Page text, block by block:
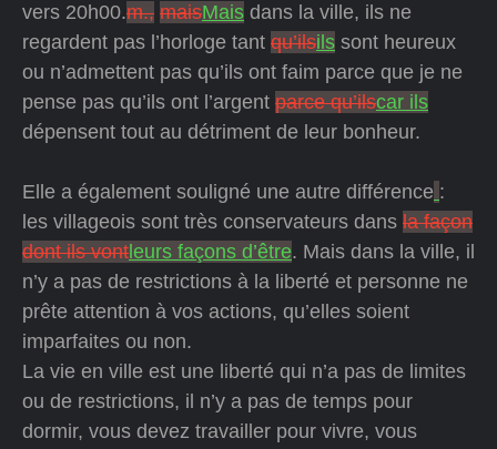
vers 20h00.m., maisMais dans la ville, ils ne
regardent pas l’horloge tant qu’ilsils sont heureux
ou n’admettent pas qu’ils ont faim parce que je ne
pense pas qu’ils ont l’argent parce qu’ilscar ils
dépensent tout au détriment de leur bonheur.
Elle a également souligné une autre différence :
les villageois sont très conservateurs dans la façon
dont ils vont leurs façons d’être. Mais dans la ville, il
n’y a pas de restrictions à la liberté et personne ne
prête attention à vos actions, qu’elles soient
imparfaites ou non.
La vie en ville est une liberté qui n’a pas de limites
ou de restrictions, il n’y a pas de temps pour
dormir, vous devez travailler pour vivre, vous